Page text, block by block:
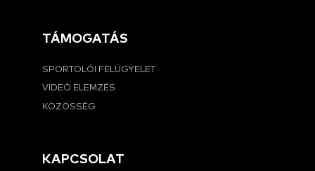
TÁMOGATÁS
SPORTOLÓI FELÜGYELET
VIDEÓ ELEMZÉS
KÖZÖSSÉG
KAPCSOLAT